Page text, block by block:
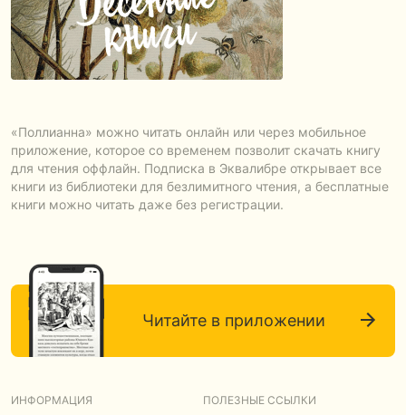
«Поллианна» можно читать онлайн или через мобильное
приложение, которое со временем позволит скачать книгу
для чтения оффлайн. Подписка в Эквалибре открывает все
книги из библиотеки для безлимитного чтения, а бесплатные
книги можно читать даже без регистрации.
Читайте в приложении
ИНФОРМАЦИЯ ПОЛЕЗНЫЕ ССЫЛКИ